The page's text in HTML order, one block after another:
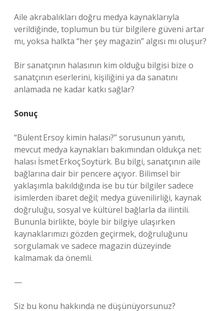
Aile akrabalıkları doğru medya kaynaklarıyla
verildiğinde, toplumun bu tür bilgilere güveni artar
mı, yoksa halkta “her şey magazin” algısı mı oluşur?
Bir sanatçının halasının kim olduğu bilgisi bize o
sanatçının eserlerini, kişiliğini ya da sanatını
anlamada ne kadar katkı sağlar?
Sonuç
“Bülent Ersoy kimin halası?” sorusunun yanıtı,
mevcut medya kaynakları bakımından oldukça net:
halası İsmet Erkoç Soytürk. Bu bilgi, sanatçının aile
bağlarına dair bir pencere açıyor. Bilimsel bir
yaklaşımla bakıldığında ise bu tür bilgiler sadece
isimlerden ibaret değil; medya güvenilirliği, kaynak
doğruluğu, sosyal ve kültürel bağlarla da ilintili.
Bununla birlikte, böyle bir bilgiye ulaşırken
kaynaklarımızı gözden geçirmek, doğruluğunu
sorgulamak ve sadece magazin düzeyinde
kalmamak da önemli.
—
Siz bu konu hakkında ne düşünüyorsunuz?